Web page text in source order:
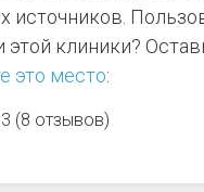
источников.
этой клиники?
это место:
(8 отзывов)